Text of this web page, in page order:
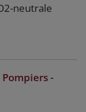
neutrale
-